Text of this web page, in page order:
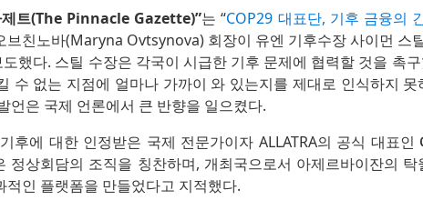
제트(The Pinnacle Gazette)”는 “COP29 대표단, 기후 금융의
브친노바(Maryna Ovtsynova) 회장이 유엔 기후수장 사이먼 스
했다. 스틸 수장은 각국이 시급한 기후 문제에 협력할 것을 촉
수 없는 지점에 얼마나 가까이 와 있는지를 제대로 인식하지 못
언은 국제 언론에서 큰 반향을 일으켰다.
후에 대한 인정받은 국제 전문가이자 ALLATRA의 공식 대표인
정상회담의 조직을 칭찬하며, 개최국으로서 아제르바이잔의
적인 플랫폼을 만들었다고 지적했다.